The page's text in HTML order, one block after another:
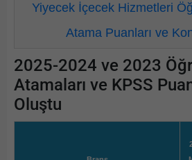
Yiyecek İçecek Hizmetleri
Atama Puanları ve
2025-2024 ve 2023
Atamaları ve KPSS
Oluştu